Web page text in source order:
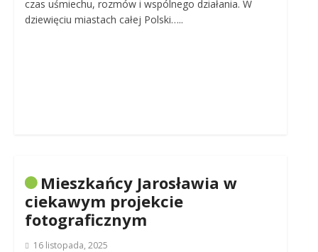
czas uśmiechu, rozmów i wspólnego działania. W
dziewięciu miastach całej Polski…..
Mieszkańcy Jarosławia w
ciekawym projekcie
fotograficznym
16 listopada, 2025